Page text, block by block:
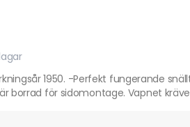
1950. -Perfekt fungerande
borrad för sidomontage. Vapnet